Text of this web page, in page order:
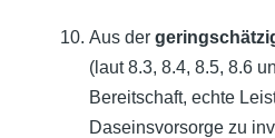
Aus der
(laut 8.3, 8.4, 8.5, 8.6
Bereitschaft, echte
Daseinsvorsorge zu